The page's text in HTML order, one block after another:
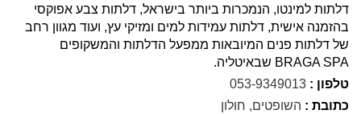
דלתות למינטו, הנמכרות ביותר בישראל, דלתות צבע אפוקסי
בהזמנה אישית, דלתות עמידות למים ומזיקי עץ, ועוד מגוון רחב
של דלתות פנים המיובאות ממפעל הדלתות והמשקופים
BRAGA SPA שבאיטליה.
טלפון : 053-9349013
כתובת : השופטים, חולון